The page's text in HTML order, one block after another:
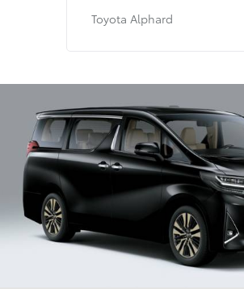
Toyota Alphard